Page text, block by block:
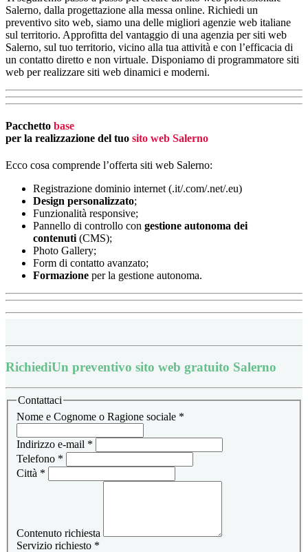
Salerno, dalla progettazione alla messa online. Richiedi un
preventivo sito web, siamo una delle migliori agenzie web italiane
sul territorio. Approfitta del vantaggio di una agenzia per siti web
Salerno, sul tuo territorio, vicino alla tua attività e con l’efficacia di
un contatto diretto e non virtuale. Disponiamo di programmatore siti
web per realizzare siti web dinamici e moderni.
Pacchetto base
per la realizzazione del tuo sito web Salerno
Ecco cosa comprende l’offerta siti web Salerno:
Registrazione dominio internet (.it/.com/.net/.eu)
Design personalizzato;
Funzionalità responsive;
Pannello di controllo con gestione autonoma dei
contenuti (CMS);
Photo Gallery;
Form di contatto avanzato;
Formazione per la gestione autonoma.
RichiediUn preventivo sito web gratuito Salerno
Contattaci
Nome e Cognome o Ragione sociale *
Indirizzo e-mail *
Telefono *
Città *
Contenuto richiesta
Servizio richiesto *